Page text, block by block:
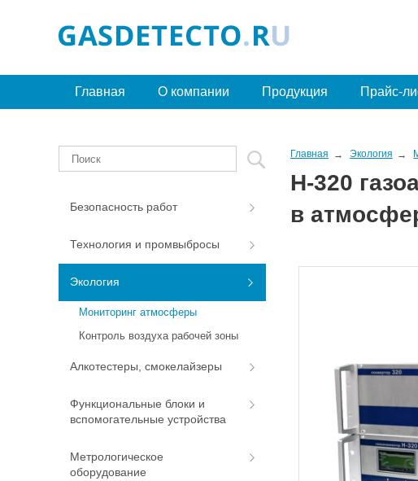
Главная О компании Продукция Прайс-
Главная Экология
H-320
в
Безопасность работ
Технология и промвыбросы
Экология
Мониторинг атмосферы
Контроль воздуха рабочей зоны
Алкотестеры, смокелайзеры
Функциональные блоки и
вспомогательные устройства
Метрологическое
оборудование